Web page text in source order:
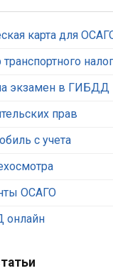
Александр
При оформлении
карта для
экзамен в ГИБДД
прав
с учета
ОСАГО
онлайн